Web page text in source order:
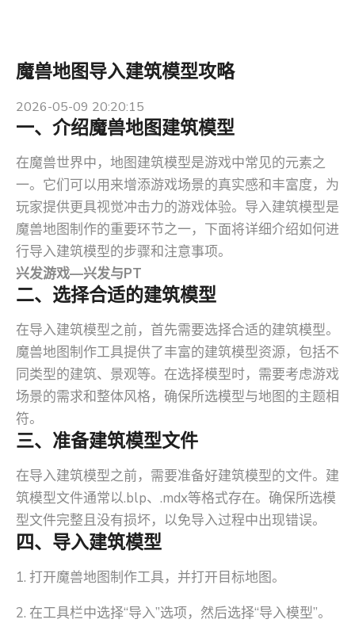
魔兽地图导入建筑模型攻略
2026-05-09 20:20:15
一、介绍魔兽地图建筑模型
在魔兽世界中，地图建筑模型是游戏中常见的元素之
一。它们可以用来增添游戏场景的真实感和丰富度，为
玩家提供更具视觉冲击力的游戏体验。导入建筑模型是
魔兽地图制作的重要环节之一，下面将详细介绍如何进
行导入建筑模型的步骤和注意事项。
兴发游戏—兴发与PT
二、选择合适的建筑模型
在导入建筑模型之前，首先需要选择合适的建筑模型。
魔兽地图制作工具提供了丰富的建筑模型资源，包括不
同类型的建筑、景观等。在选择模型时，需要考虑游戏
场景的需求和整体风格，确保所选模型与地图的主题相
符。
三、准备建筑模型文件
在导入建筑模型之前，需要准备好建筑模型的文件。建
筑模型文件通常以.blp、.mdx等格式存在。确保所选模
型文件完整且没有损坏，以免导入过程中出现错误。
四、导入建筑模型
1. 打开魔兽地图制作工具，并打开目标地图。
2. 在工具栏中选择“导入”选项，然后选择“导入模型”。